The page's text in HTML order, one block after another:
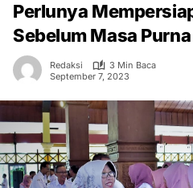
Perlunya
Sebelum Masa Purna
Redaksi
3 Min Baca
September 7, 2023